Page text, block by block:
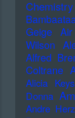
Chemistry
Geige
Air
Wilson
Alfred
Coltrane
Alicia Keys
Donna
Andre